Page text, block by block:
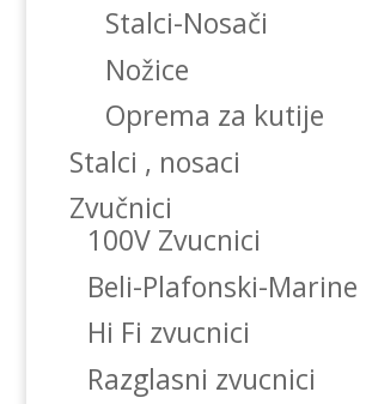
Stalci-Nosači
Nožice
Oprema za kutije
Stalci , nosaci
Zvučnici
100V Zvucnici
Beli-Plafonski-Marine
Hi Fi zvucnici
Razglasni zvucnici